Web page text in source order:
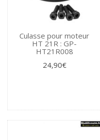
Culasse pour moteur
HT 21R : GP-
HT21R008
24,90€